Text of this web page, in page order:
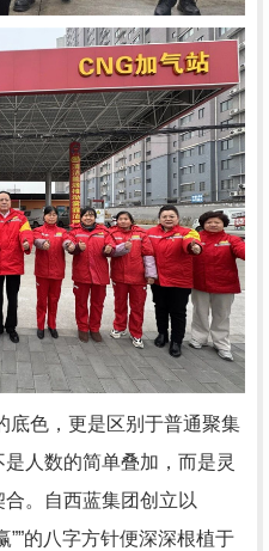
底色，更是区别于普通聚集
人数的简单叠加，而是灵
。自西蓝集团创立以
””的八字方针便深深根植于